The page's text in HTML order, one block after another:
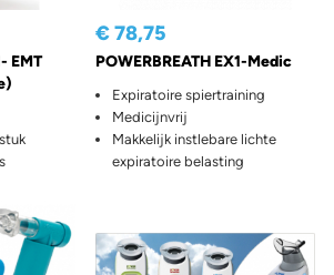
EMT
€ 78,75
POWERBREATH EX1-Medic
Expiratoire spiertraining
Medicijnvrij
Makkelijk instlebare lichte
expiratoire belasting